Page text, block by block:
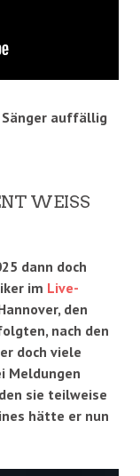
Sänger auffällig
WEISS 2
dann doch
im Live-
den
nach den
doch viele
Meldungen
sie teilweise
hätte er nun